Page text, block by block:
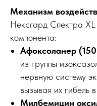
Механизм
Нексгард Спектра
компонента:
Афоксоланер
из группы
нервную систему
вызывая их гибель
Милбемицин